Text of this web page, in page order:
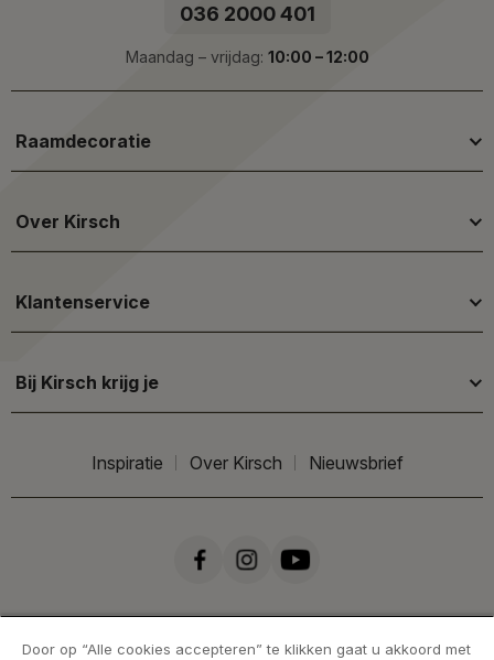
036 2000 401
Maandag – vrijdag: 10:00 – 12:00
Raamdecoratie
Over Kirsch
Klantenservice
Bij Kirsch krijg je
Inspiratie Over Kirsch Nieuwsbrief
Door op “Alle cookies accepteren” te klikken gaat u akkoord met